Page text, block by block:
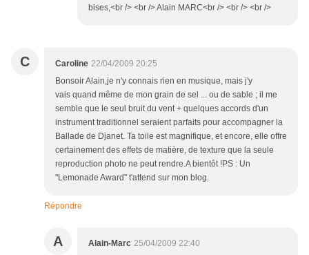
bises,<br /> <br /> Alain MARC<br /> <br /> <br />
C Caroline 22/04/2009 20:25
Bonsoir Alain,je n'y connais rien en musique, mais j'y
vais quand même de mon grain de sel ... ou de sable ; il me
semble que le seul bruit du vent + quelques accords d'un
instrument traditionnel seraient parfaits pour accompagner la
Ballade de Djanet. Ta toile est magnifique, et encore, elle offre
certainement des effets de matière, de texture que la seule
reproduction photo ne peut rendre.A bientôt !PS : Un
"Lemonade Award" t'attend sur mon blog.
Répondre
A Alain-Marc 25/04/2009 22:40